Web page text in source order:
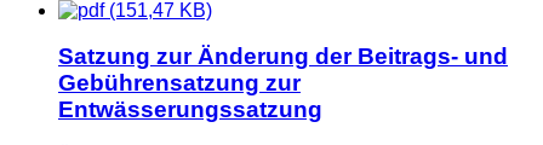
(151,47 KB)
Satzung zur Änderung der Beitrags- und
Gebührensatzung zur
Entwässerungssatzung